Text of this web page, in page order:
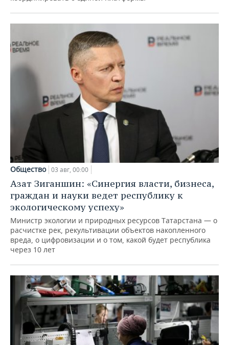
Общество 03 авг, 00:00
Азат Зиганшин: «Синергия власти, бизнеса,
граждан и науки ведет республику к
экологическому успеху»
Министр экологии и природных ресурсов Татарстана — о
расчистке рек, рекультивации объектов накопленного
вреда, о цифровизации и о том, какой будет республика
через 10 лет